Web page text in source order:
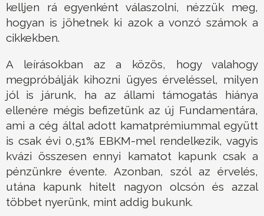
kelljen rá egyenként válaszolni, nézzük meg,
hogyan is jöhetnek ki azok a vonzó számok a
cikkekben.
A leírásokban az a közös, hogy valahogy
megpróbálják kihozni ügyes érveléssel, milyen
jól is járunk, ha az állami támogatás hiánya
ellenére mégis befizetünk az új Fundamentára,
ami a cég által adott kamatprémiummal együtt
is csak évi 0,51% EBKM-mel rendelkezik, vagyis
kvázi összesen ennyi kamatot kapunk csak a
pénzünkre évente. Azonban, szól az érvelés,
utána kapunk hitelt nagyon olcsón és azzal
többet nyerünk, mint addig bukunk.